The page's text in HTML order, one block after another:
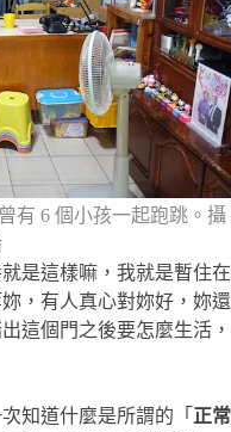
有 6 個小孩一起跑跳。攝
是這樣嘛，我就是暫住在
，有人真心對妳好，妳還
這個門之後要怎麼生活，
知道什麼是所謂的「 正常